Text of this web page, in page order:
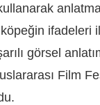
ifadeleri
görsel
Film